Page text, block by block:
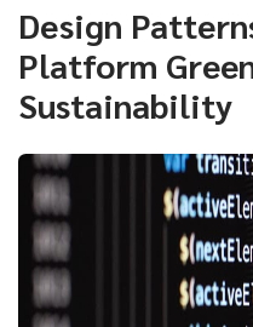
Design
Platform
Sustainability